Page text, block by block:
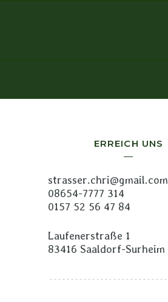
ERREICH UNS
strasser.chri@gmail.com
08654-7777 314
0157 52 56 47 84
Laufenerstraße 1
83416 Saaldorf-Surheim